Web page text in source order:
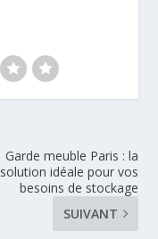
Garde meuble Paris : la
solution idéale pour vos
besoins de stockage
SUIVANT